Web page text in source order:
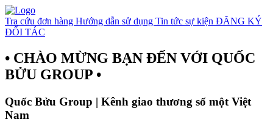
Tra cứu đơn hàng Hướng dẫn sử dụng Tin tức sự kiện ĐĂNG KÝ
ĐỐI TÁC
• CHÀO MỪNG BẠN ĐẾN VỚI QUỐC
BỬU GROUP •
Quốc Bửu Group | Kênh giao thương số một Việt
Nam